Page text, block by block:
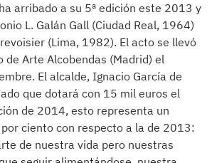
arribado a su 5ª edición este 2013 y
L. Galán Gall (Ciudad Real, 1964)
(Lima, 1982). El acto se llevó
de Arte Alcobendas (Madrid) el
El alcalde, Ignacio García de
que dotará con 15 mil euros el
de 2014, esto representa un
ciento con respecto a la de 2013:
de nuestra vida pero nuestras